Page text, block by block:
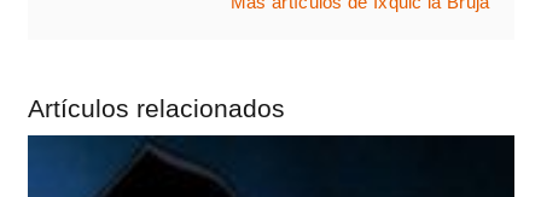
Artículos relacionados